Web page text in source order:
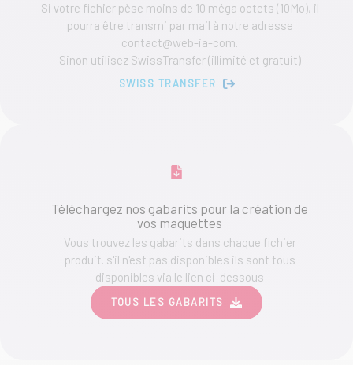
page
du
produit
Si votre fichier pèse moins de 10 méga octets (10Mo), il
pourra être transmi par mail à notre adresse
contact@web-ia-com.
Sinon utilisez SwissTransfer (illimité et gratuit)
SWISS TRANSFER
Téléchargez nos gabarits pour la création de
vos maquettes
Vous trouvez les gabarits dans chaque fichier
produit. s'il n'est pas disponibles ils sont tous
disponibles via le lien ci-dessous
TOUS LES GABARITS